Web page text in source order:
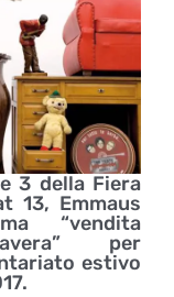
3 della Fiera
13, Emmaus
“vendita
per
estivo